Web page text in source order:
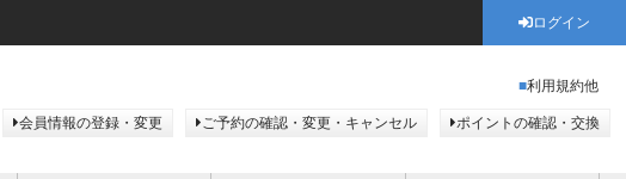
ログイン
利用規約他
会員情報の登録・変更 ご予約の確認・変更・キャンセル ポイントの確認・交換